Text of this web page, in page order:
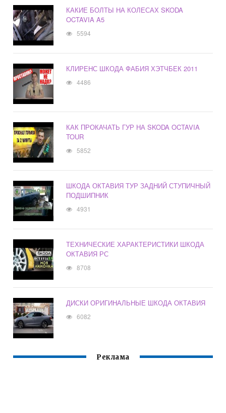
КАКИЕ БОЛТЫ НА КОЛЕСАХ SKODA
OCTAVIA A5
5594
КЛИРЕНС ШКОДА ФАБИЯ ХЭТЧБЕК 2011
4486
КАК ПРОКАЧАТЬ ГУР НА SKODA OCTAVIA
TOUR
5852
ШКОДА ОКТАВИЯ ТУР ЗАДНИЙ СТУПИЧНЫЙ
ПОДШИПНИК
4931
ТЕХНИЧЕСКИЕ ХАРАКТЕРИСТИКИ ШКОДА
ОКТАВИЯ РС
8708
ДИСКИ ОРИГИНАЛЬНЫЕ ШКОДА ОКТАВИЯ
6082
Реклама